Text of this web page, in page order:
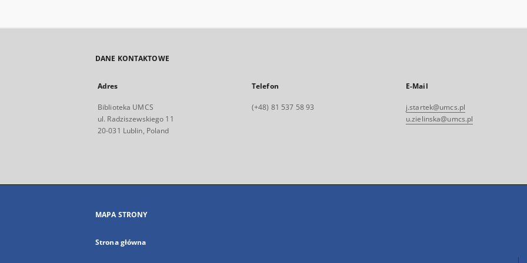
DANE KONTAKTOWE
Adres
Biblioteka UMCS
ul. Radziszewskiego 11
20-031 Lublin, Poland
Telefon
(+48) 81 537 58 93
E-Mail
j.startek@umcs.pl
u.zielinska@umcs.pl
MAPA STRONY
Strona główna